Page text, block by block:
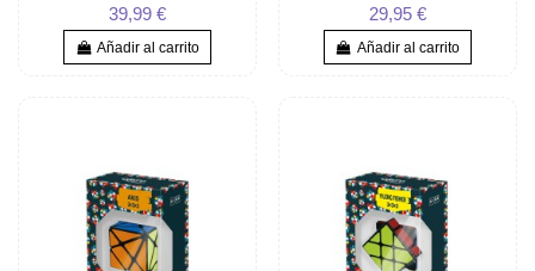
39,99 €
Añadir al carrito
29,95 €
Añadir al carrito